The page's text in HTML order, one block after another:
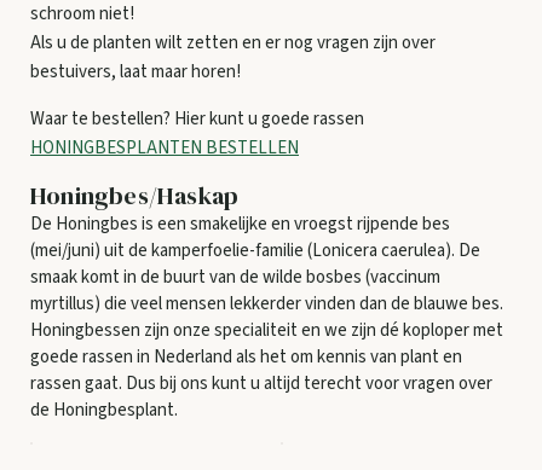
schroom niet!
Als u de planten wilt zetten en er nog vragen zijn over
bestuivers, laat maar horen!
Waar te bestellen? Hier kunt u goede rassen
HONINGBESPLANTEN BESTELLEN
Honingbes/Haskap
De Honingbes is een smakelijke en vroegst rijpende bes
(mei/juni) uit de kamperfoelie-familie (Lonicera caerulea). De
smaak komt in de buurt van de wilde bosbes (vaccinum
myrtillus) die veel mensen lekkerder vinden dan de blauwe bes.
Honingbessen zijn onze specialiteit en we zijn dé koploper met
goede rassen in Nederland als het om kennis van plant en
rassen gaat. Dus bij ons kunt u altijd terecht voor vragen over
de Honingbesplant.